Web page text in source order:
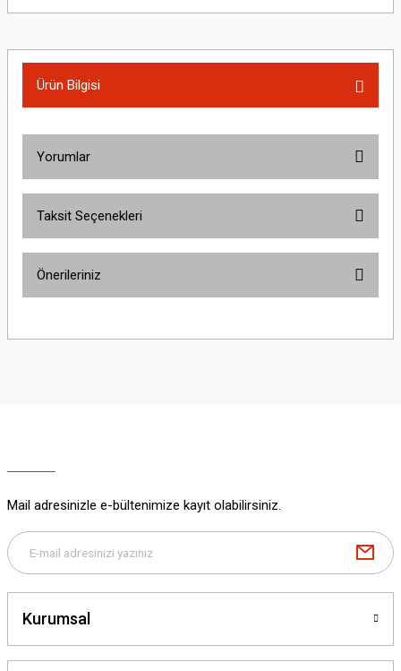
Ürün Bilgisi
Yorumlar
Taksit Seçenekleri
Önerileriniz
yetersiz gördüğünüz noktaları öneri formunu kullanarak tarafımıza
Bu ürüne benzer farklı alternatifler olmalı.
Mail adresinizle e-bültenimize kayıt olabilirsiniz.
Kurumsal